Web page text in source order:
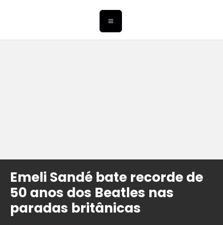
Emeli Sandé bate recorde de
50 anos dos Beatles nas
paradas britânicas